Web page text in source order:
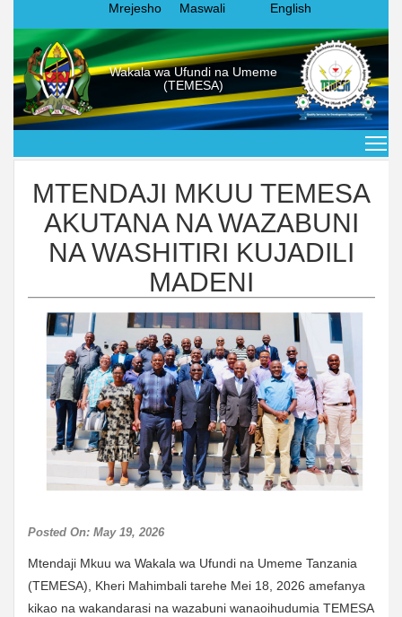
English
Maswali
Mrejesho
Wakala wa Ufundi na Umeme
(TEMESA)
MTENDAJI MKUU TEMESA
AKUTANA NA WAZABUNI
NA WASHITIRI KUJADILI
MADENI
Posted On: May 19, 2026
Mtendaji Mkuu wa Wakala wa Ufundi na Umeme Tanzania
(TEMESA), Kheri Mahimbali tarehe Mei 18, 2026 amefanya
kikao na wakandarasi na wazabuni wanaoihudumia TEMESA